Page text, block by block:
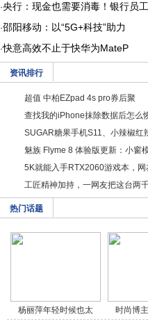
·央行：现金也需要消毒！银行员工
·邵阳移动：以“5G+科技”助力
·快意高效不止于快华为MateP
资讯排行
超值 中柏EZpad 4s pro券后聚
查找我的iPhone抹除数据后怎么
SUGAR糖果手机S11、小辣椒红
魅族 Flyme 8 体验版更新：小窗
5K就能入手RTX2060游戏本，网
工匠精神加持，一网友把这台两
热门话题
杨丽萍年轻时候也太
时尚博